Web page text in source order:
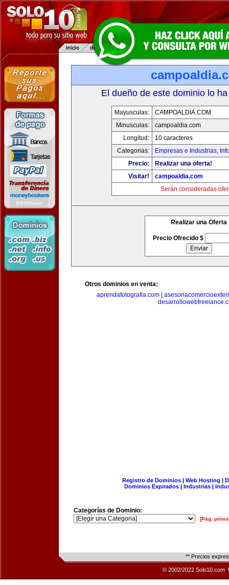
El dueño de este dominio lo
Mayusculas:
CAMPOALDIA.COM
Minusculas:
campoaldia.com
Longitud:
10 caracteres
Categorias:
Empresas e Industrias,
Precio:
Realizar una oferta!
Visitar!
campoaldia.com
Serán consideradas
Realizar una Oferta
Precio Ofrecido $
Otros dominios en venta:
aprendafotografia.com
Registro de Dominios| Web Hosting |
Dominios Expirados | Industrias |
Categorías de Dominio:
[Pág.
** Precios
© 2002/2022 Solo10.com